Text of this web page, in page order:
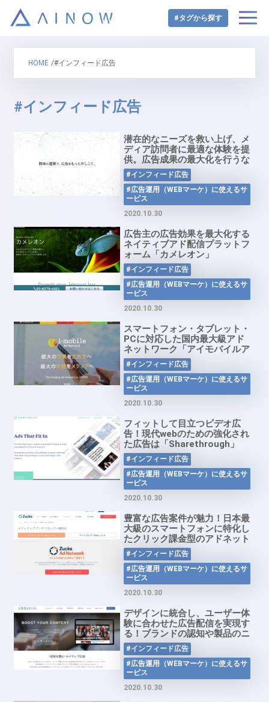
#タグから探す
HOME /#インフィード広告
#インフィード広告
潜在的なニーズを救い上げ、メ
ディア訪問者に最適な体験を提
供。広告成果の最大化を行うな
ら「UZOU」
#インフィード広告
#広告運用（WEBマーケ）に使えるサ
ービス
2020.10.30
広告主の広告効果を最大化する
ネイティブアド配信プラットフ
ォーム「カメレオン」
#インフィード広告
#広告運用（WEBマーケ）に使えるサ
ービス
2020.10.30
スマートフォン・タブレット・
PCに対応した国内最大級アド
ネットワーク「アイモバイルア
ドネットワーク」
#インフィード広告
#広告運用（WEBマーケ）に使えるサ
ービス
2020.10.30
フィットして目立つビデオ広
告！現代webのための強化され
た広告は「Sharethrough」
#インフィード広告
#広告運用（WEBマーケ）に使えるサ
ービス
2020.10.30
豊富な広告案件が魅力！日本最
大級のスマートフォンに特化し
たクリック課金型のアドネット
ワーク「Zucks Ad Network」
#インフィード広告
#広告運用（WEBマーケ）に使えるサ
ービス
2020.10.30
デザインに統合し、ユーザー体
験に合わせた広告配信を実現す
る！ブランドの認知や製品のニ
ーズを顕在化します。“空気を
読む”ネイティブ広告
「LOGLYlift」
#インフィード広告
#広告運用（WEBマーケ）に使えるサ
ービス
2020.10.30